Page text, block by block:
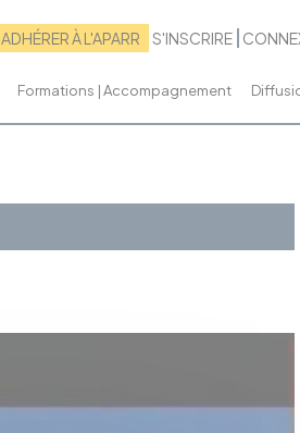
ADHÉRER À L'APARR S'INSCRIRE
Formations | Accompagnement